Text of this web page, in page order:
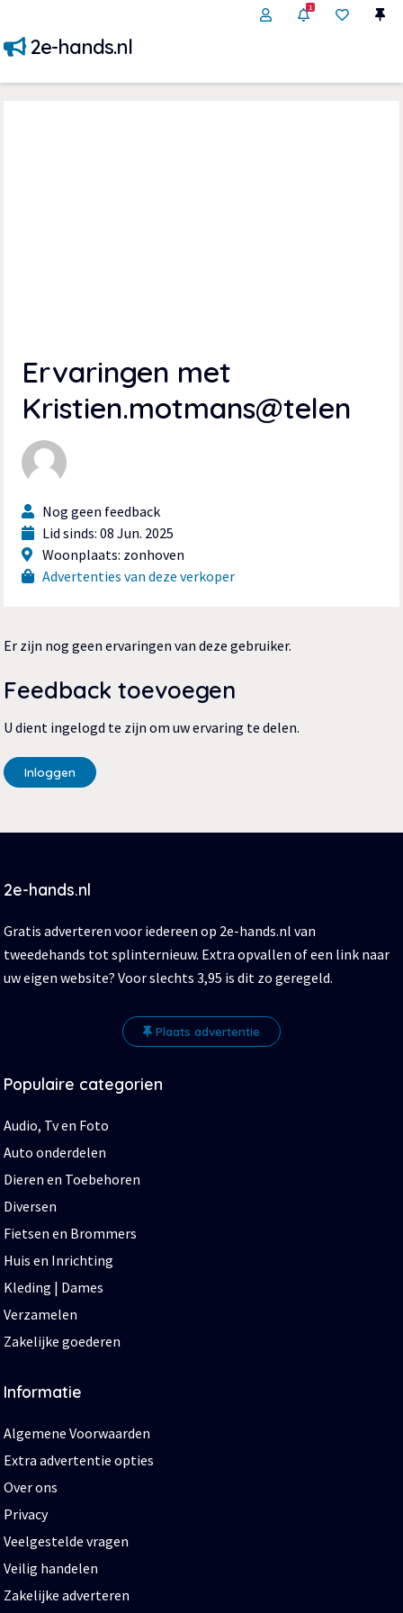
1
2e-hands.nl
Ervaringen met
Kristien.motmans@telen
Nog geen feedback
Lid sinds: 08 Jun. 2025
Woonplaats: zonhoven
Advertenties van deze verkoper
Er zijn nog geen ervaringen van deze gebruiker.
Feedback toevoegen
U dient ingelogd te zijn om uw ervaring te delen.
Inloggen
2e-hands.nl
Gratis adverteren voor iedereen op 2e-hands.nl van
tweedehands tot splinternieuw. Extra opvallen of een link naar
uw eigen website? Voor slechts 3,95 is dit zo geregeld.
Plaats advertentie
Populaire categorien
Audio, Tv en Foto
Auto onderdelen
Dieren en Toebehoren
Diversen
Fietsen en Brommers
Huis en Inrichting
Kleding | Dames
Verzamelen
Zakelijke goederen
Informatie
Algemene Voorwaarden
Extra advertentie opties
Over ons
Privacy
Veelgestelde vragen
Veilig handelen
Zakelijke adverteren